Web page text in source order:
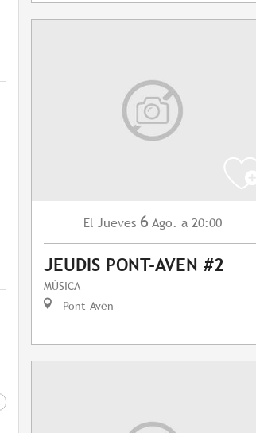
El Jueves 6 Ago. a 20:00
JEUDIS PONT-AVEN #2
MÚSICA
Pont-Aven